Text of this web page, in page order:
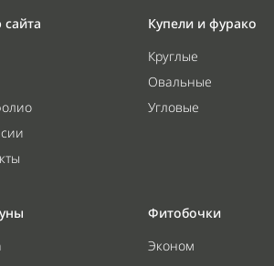
Купели и фурако
Круглые
Овальные
Угловые
Фитобочки
Эконом